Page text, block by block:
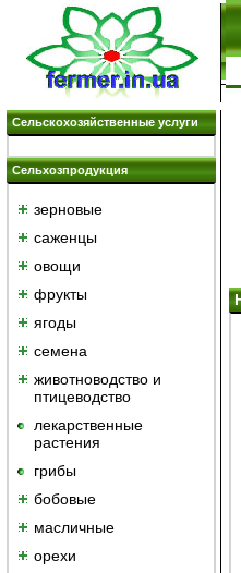
Сельскохозяйственные услуги
Сельхозпродукция
зерновые
саженцы
овощи
фрукты
ягоды
семена
животноводство и
птицеводство
лекарственные
растения
грибы
бобовые
масличные
орехи